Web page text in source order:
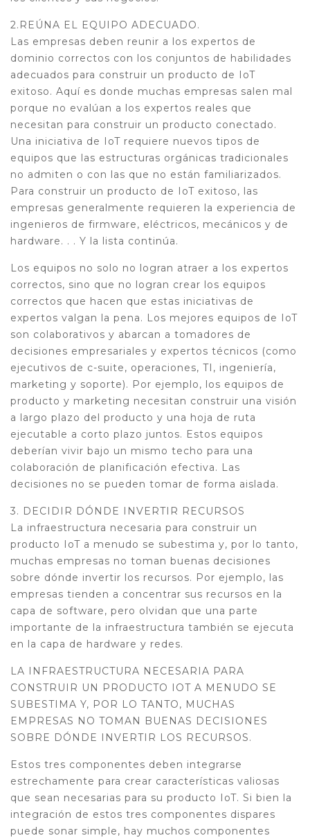
2.REÚNA EL EQUIPO ADECUADO.
Las empresas deben reunir a los expertos de
dominio correctos con los conjuntos de habilidades
adecuados para construir un producto de IoT
exitoso. Aquí es donde muchas empresas salen mal
porque no evalúan a los expertos reales que
necesitan para construir un producto conectado.
Una iniciativa de IoT requiere nuevos tipos de
equipos que las estructuras orgánicas tradicionales
no admiten o con las que no están familiarizados.
Para construir un producto de IoT exitoso, las
empresas generalmente requieren la experiencia de
ingenieros de firmware, eléctricos, mecánicos y de
hardware. . . Y la lista continúa.
Los equipos no solo no logran atraer a los expertos
correctos, sino que no logran crear los equipos
correctos que hacen que estas iniciativas de
expertos valgan la pena. Los mejores equipos de IoT
son colaborativos y abarcan a tomadores de
decisiones empresariales y expertos técnicos (como
ejecutivos de c-suite, operaciones, TI, ingeniería,
marketing y soporte). Por ejemplo, los equipos de
producto y marketing necesitan construir una visión
a largo plazo del producto y una hoja de ruta
ejecutable a corto plazo juntos. Estos equipos
deberían vivir bajo un mismo techo para una
colaboración de planificación efectiva. Las
decisiones no se pueden tomar de forma aislada.
3. DECIDIR DÓNDE INVERTIR RECURSOS
La infraestructura necesaria para construir un
producto IoT a menudo se subestima y, por lo tanto,
muchas empresas no toman buenas decisiones
sobre dónde invertir los recursos. Por ejemplo, las
empresas tienden a concentrar sus recursos en la
capa de software, pero olvidan que una parte
importante de la infraestructura también se ejecuta
en la capa de hardware y redes.
LA INFRAESTRUCTURA NECESARIA PARA
CONSTRUIR UN PRODUCTO IOT A MENUDO SE
SUBESTIMA Y, POR LO TANTO, MUCHAS
EMPRESAS NO TOMAN BUENAS DECISIONES
SOBRE DÓNDE INVERTIR LOS RECURSOS.
Estos tres componentes deben integrarse
estrechamente para crear características valiosas
que sean necesarias para su producto IoT. Si bien la
integración de estos tres componentes dispares
puede sonar simple, hay muchos componentes